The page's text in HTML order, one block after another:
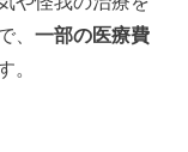
、一部の医療費
。